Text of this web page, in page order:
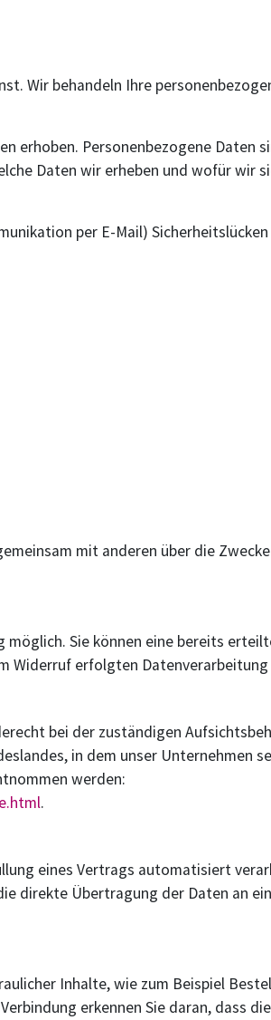
Wir behandeln Ihre
erhoben. Personenbezogene Daten
Daten wir erheben und wofür wir
per E-Mail)
mit anderen über die
Sie können eine bereits
Widerruf erfolgten
bei der zuständigen
in dem unser Unternehmen
werden:
.
eines Vertrags automatisiert
direkte Übertragung der Daten an
Inhalte, wie zum Beispiel
erkennen Sie daran, dass